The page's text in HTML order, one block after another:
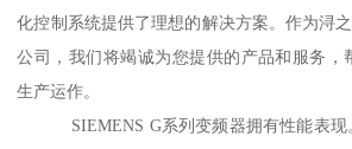
化控制系统提供了理想的解决方案。作为浔
公司，我们将竭诚为您提供的产品和服务，
生产运作。
SIEMENS G系列变频器拥有性能表现